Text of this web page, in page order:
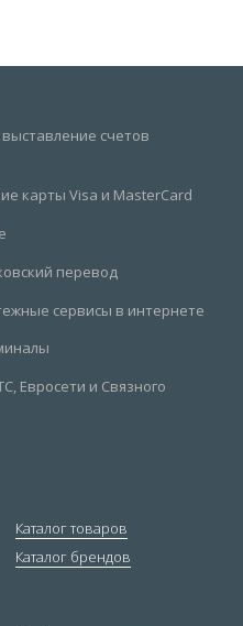
Каталог товаров
Каталог брендов